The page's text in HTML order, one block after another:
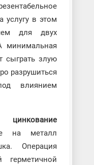
услугу в этом
для двух
минимальная
сыграть злую
разрушиться
влиянием
на металл
Операция
герметичной